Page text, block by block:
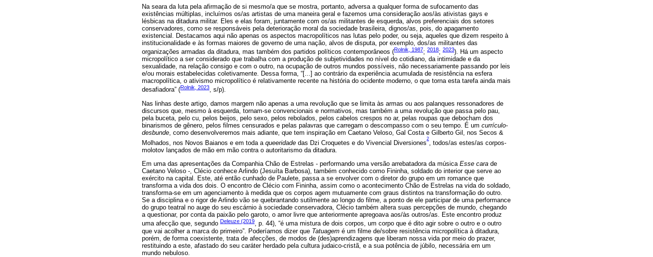
Na seara da luta pela afirmação de si mesmo/a que se mostra, portanto, adversa a qualquer forma de sufocamento das
existências múltiplas, incluímos os/as artistas de uma maneira geral e fazemos uma consideração aos/às ativistas gays e
lésbicas na ditadura militar. Eles e elas foram, juntamente com os/as militantes de esquerda, alvos preferenciais dos setores
conservadores, como se responsáveis pela deterioração moral da sociedade brasileira, dignos/as, pois, do apagamento
existencial. Destacamos aqui não apenas os aspectos macropolíticos nas lutas pelo poder, ou seja, aqueles que dizem respeito à
institucionalidade e às formas maiores de governo de uma nação, alvos de disputa, por exemplo, dos/as militantes das
organizações armadas da ditadura, mas também dos partidos políticos contemporâneos (Rolnik, 1987; 2018; 2023). Há um aspecto
micropolítico a ser considerado que trabalha com a produção de subjetividades no nível do cotidiano, da intimidade e da
sexualidade, na relação consigo e com o outro, na ocupação de outros mundos possíveis, não necessariamente passando por leis
e/ou morais estabelecidas coletivamente. Dessa forma, “[...] ao contrário da experiência acumulada de resistência na esfera
macropolítica, o ativismo micropolítico é relativamente recente na história do ocidente moderno, o que torna esta tarefa ainda mais
desafiadora” (Rolnik, 2023, s/p).
Nas linhas deste artigo, damos margem não apenas a uma revolução que se limita às armas ou aos palanques ressonadores de
discursos que, mesmo à esquerda, tornam-se convencionais e normativos, mas também a uma revolução que passa pelo pau,
pela buceta, pelo cu, pelos beijos, pelo sexo, pelos rebolados, pelos cabelos crespos no ar, pelas roupas que debocham dos
binarismos de gênero, pelos filmes censurados e pelas palavras que carregam o descompasso com o seu tempo. É um currículo-
desbunde , como desenvolveremos mais adiante, que tem inspiração em Caetano Veloso, Gal Costa e Gilberto Gil, nos Secos &
Molhados, nos Novos Baianos e em toda a queeridade das Dzi Croquetes e do Vivencial Diversiones
2
, todos/as estes/as corpos-
molotov lançados de mão em mão contra o autoritarismo da ditadura.
Em uma das apresentações da Companhia Chão de Estrelas - performando uma versão arrebatadora da música Esse cara de
Caetano Veloso -, Clécio conhece Arlindo (Jesuíta Barbosa), também conhecido como Fininha, soldado do interior que serve ao
exército na capital. Este, até então cunhado de Paulete, passa a se envolver com o diretor do grupo em um romance que
transforma a vida dos dois. O encontro de Clécio com Fininha, assim como o acontecimento Chão de Estrelas na vida do soldado,
transforma-se em um agenciamento à medida que os corpos agem mutuamente com graus distintos na transformação do outro.
Se a disciplina e o rigor de Arlindo vão se quebrantando sutilmente ao longo do filme, a ponto de ele participar de uma performance
do grupo teatral no auge do seu escárnio à sociedade conservadora, Clécio também altera suas percepções de mundo, chegando
a questionar, por conta da paixão pelo garoto, o amor livre que anteriormente apregoava aos/às outros/as. Este encontro produz
uma afecção que, segundo Deleuze (2019, p. 44), “é uma mistura de dois corpos, um corpo que é dito agir sobre o outro e o outro
que vai acolher a marca do primeiro”. Poderíamos dizer que Tatuagem é um filme de/sobre resistência micropolítica à ditadura,
porém, de forma coexistente, trata de afecções, de modos de (des)aprendizagens que liberam nossa vida por meio do prazer,
restituindo a este, afastado do seu caráter herdado pela cultura judaico-cristã, e a sua potência de júbilo, necessária em um
mundo nebuloso.